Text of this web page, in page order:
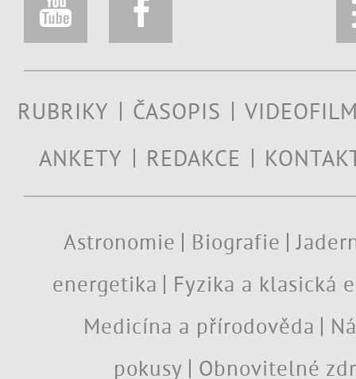
RUBRIKY ČASOPIS
ANKETY
REDAKCE
Astronomie Biografie
energetika
Fyzika a klasická
Medicína a přírodověda
pokusy
Obnovitelné